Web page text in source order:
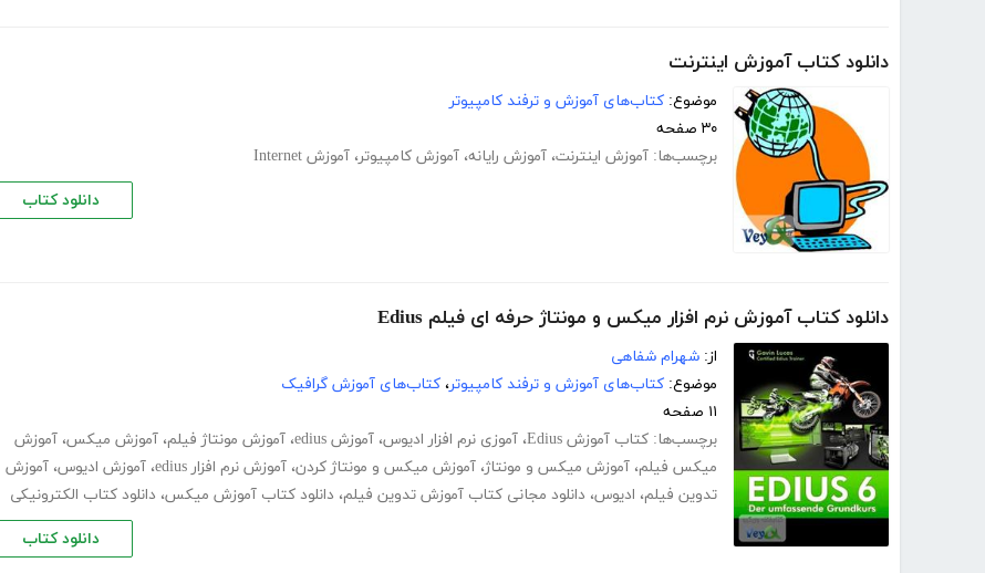
دانلود کتاب آموزش اینترنت
موضوع: کتاب‌های آموزش و ترفند کامپیوتر
۳۰ صفحه
برچسب‌ها: آموزش اینترنت، آموزش رایانه، آموزش کامپیوتر، آموزش Internet
دانلود کتاب
دانلود کتاب آموزش نرم افزار میکس و مونتاژ حرفه ای فیلم Edius
از: شهرام شفاهی
موضوع: کتاب‌های آموزش و ترفند کامپیوتر، کتاب‌های آموزش گرافیک
۱۱ صفحه
برچسب‌ها: کتاب آموزش Edius ، آموزی نرم افزار ادیوس، آموزش edius ، آموزش مونتاژ فیلم، آموزش میکس، آموزش
میکس فیلم، آموزش میکس و مونتاژ، آموزش میکس و مونتاژ کردن، آموزش نرم افزار edius ، آموزش ادیوس، آموزش
تدوین فیلم، ادیوس، دانلود مجانی کتاب آموزش تدوین فیلم، دانلود کتاب آموزش میکس، دانلود کتاب الکترونیکی
دانلود کتاب